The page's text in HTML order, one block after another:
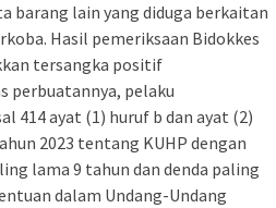
barang lain yang diduga berkaitan
Hasil pemeriksaan Bidokkes
tersangka positif
perbuatannya, pelaku
414 ayat (1) huruf b dan ayat (2)
2023 tentang KUHP dengan
lama 9 tahun dan denda paling
dalam Undang-Undang